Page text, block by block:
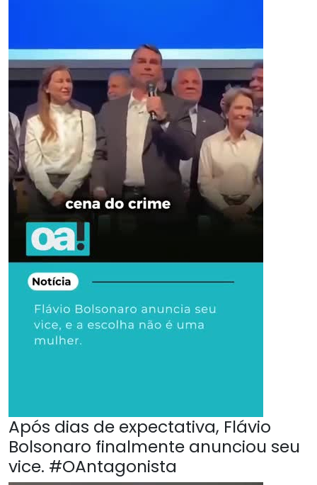
Após dias de expectativa, Flávio
Bolsonaro finalmente anunciou seu
vice. #OAntagonista